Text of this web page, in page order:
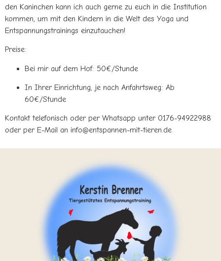
den Kaninchen kann ich auch gerne zu euch in die Institution
kommen, um mit den Kindern in die Welt des Yoga und
Entspannungstrainings einzutauchen!
Preise:
Bei mir auf dem Hof: 50€/Stunde
In Ihrer Einrichtung, je nach Anfahrtsweg: Ab
60€/Stunde
Kontakt telefonisch oder per Whatsapp unter 0176-94922988
oder per E-Mail an info@entspannen-mit-tieren.de